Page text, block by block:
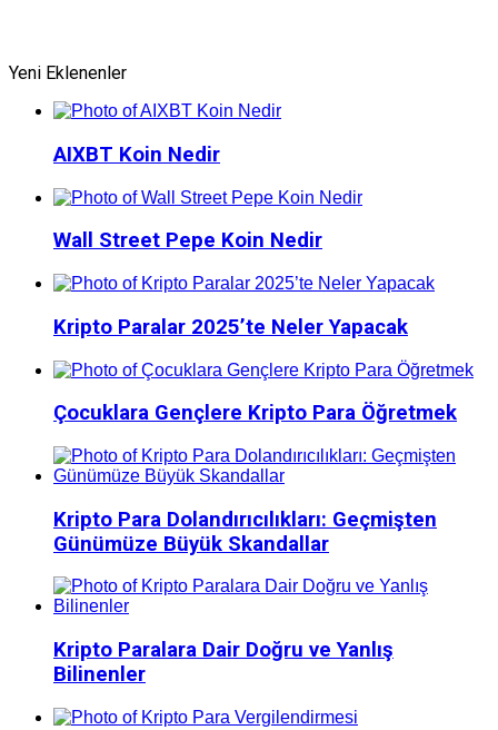
Yeni Eklenenler
AIXBT Koin Nedir
Wall Street Pepe Koin Nedir
Kripto Paralar 2025’te Neler Yapacak
Çocuklara Gençlere Kripto Para Öğretmek
Kripto Para Dolandırıcılıkları: Geçmişten
Günümüze Büyük Skandallar
Kripto Paralara Dair Doğru ve Yanlış
Bilinenler